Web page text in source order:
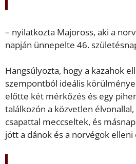
– nyilatkozta Majoross, aki a
napján ünnepelte 46.
Hangsúlyozta, hogy a kazahok
szempontból ideális
előtte két mérkőzés és egy
találkozón a közvetlen élvonallal,
csapattal meccseltek, és
jött a dánok és a norvégok elleni